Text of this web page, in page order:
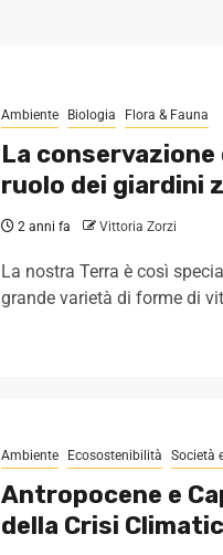
Ambiente Biologia Flora & Fauna
La conservazione
ruolo dei giardini
2 anni fa Vittoria Zorzi
La nostra Terra è così
grande varietà di forme di
Ambiente Ecosostenibilità Società
Antropocene e
della Crisi